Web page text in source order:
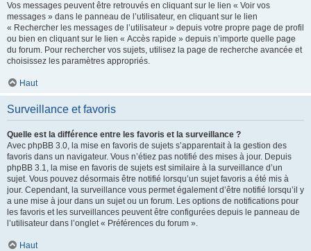
Vos messages peuvent être retrouvés en cliquant sur le lien « Voir vos
messages » dans le panneau de l’utilisateur, en cliquant sur le lien
« Rechercher les messages de l’utilisateur » depuis votre propre page de profil
ou bien en cliquant sur le lien « Accès rapide » depuis n’importe quelle page
du forum. Pour rechercher vos sujets, utilisez la page de recherche avancée et
choisissez les paramètres appropriés.
Haut
Surveillance et favoris
Quelle est la différence entre les favoris et la surveillance ?
Avec phpBB 3.0, la mise en favoris de sujets s’apparentait à la gestion des
favoris dans un navigateur. Vous n’étiez pas notifié des mises à jour. Depuis
phpBB 3.1, la mise en favoris de sujets est similaire à la surveillance d’un
sujet. Vous pouvez désormais être notifié lorsqu’un sujet favoris a été mis à
jour. Cependant, la surveillance vous permet également d’être notifié lorsqu’il y
a une mise à jour dans un sujet ou un forum. Les options de notifications pour
les favoris et les surveillances peuvent être configurées depuis le panneau de
l’utilisateur dans l’onglet « Préférences du forum ».
Haut